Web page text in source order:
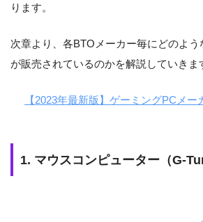
ります。
次章より、各BTOメーカー毎にどのよ
が販売されているのかを解説していきま
【2023年最新版】ゲーミングPCメ
1. マウスコンピューター（G-